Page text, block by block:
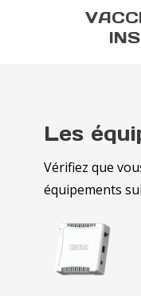
Les
Vérifiez que
équipements